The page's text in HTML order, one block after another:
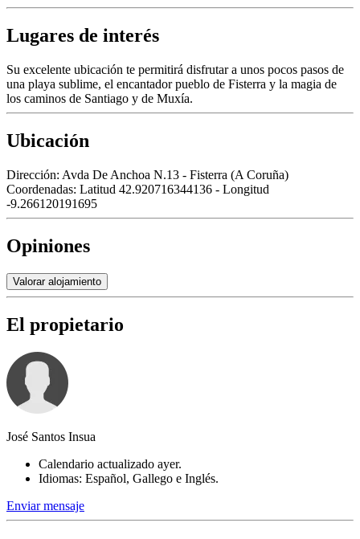
Lugares de interés
Su excelente ubicación te permitirá disfrutar a unos pocos pasos de
una playa sublime, el encantador pueblo de Fisterra y la magia de
los caminos de Santiago y de Muxía.
Ubicación
Dirección: Avda De Anchoa N.13 - Fisterra (A Coruña)
Coordenadas: Latitud 42.920716344136 - Longitud
-9.266120191695
Opiniones
Valorar alojamiento
El propietario
José Santos Insua
Calendario actualizado ayer.
Idiomas: Español, Gallego e Inglés.
Enviar mensaje